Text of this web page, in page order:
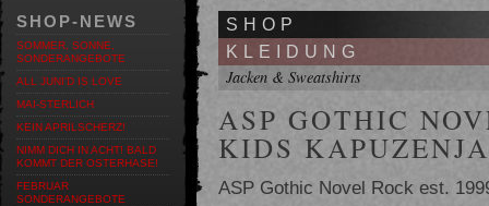
SHOP-NEWS
SOMMER, SONNE,
SONDERANGEBOTE
ALL JUNI'D IS LOVE
MAI-STERLICH
KEIN APRILSCHERZ!
NIMM DICH IN ACHT! BALD
KOMMT DER OSTERHASE!
FEBRUAR
SONDERANGEBOTE
SHOP
KLEIDUNG
Jacken & Sweatshirts
ASP GOTHIC
KIDS
ASP Gothic Novel Rock est.